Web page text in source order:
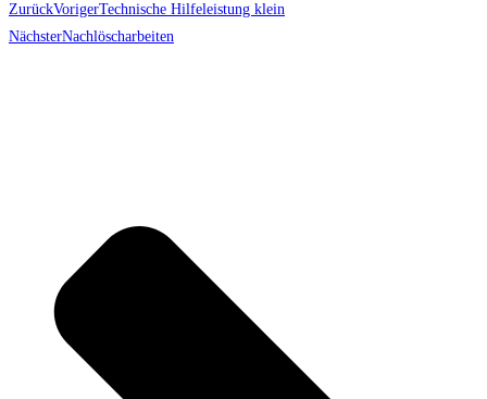
ZurückVorigerTechnische Hilfeleistung klein
NächsterNachlöscharbeiten